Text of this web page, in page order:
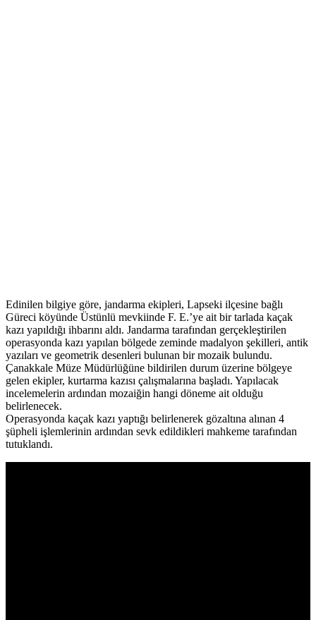
Edinilen bilgiye göre, jandarma ekipleri, Lapseki ilçesine bağlı
Güreci köyünde Üstünlü mevkiinde F. E.’ye ait bir tarlada kaçak
kazı yapıldığı ihbarını aldı. Jandarma tarafından gerçekleştirilen
operasyonda kazı yapılan bölgede zeminde madalyon şekilleri, antik
yazıları ve geometrik desenleri bulunan bir mozaik bulundu.
Çanakkale Müze Müdürlüğüne bildirilen durum üzerine bölgeye
gelen ekipler, kurtarma kazısı çalışmalarına başladı. Yapılacak
incelemelerin ardından mozaiğin hangi döneme ait olduğu
belirlenecek.
Operasyonda kaçak kazı yaptığı belirlenerek gözaltına alınan 4
şüpheli işlemlerinin ardından sevk edildikleri mahkeme tarafından
tutuklandı.